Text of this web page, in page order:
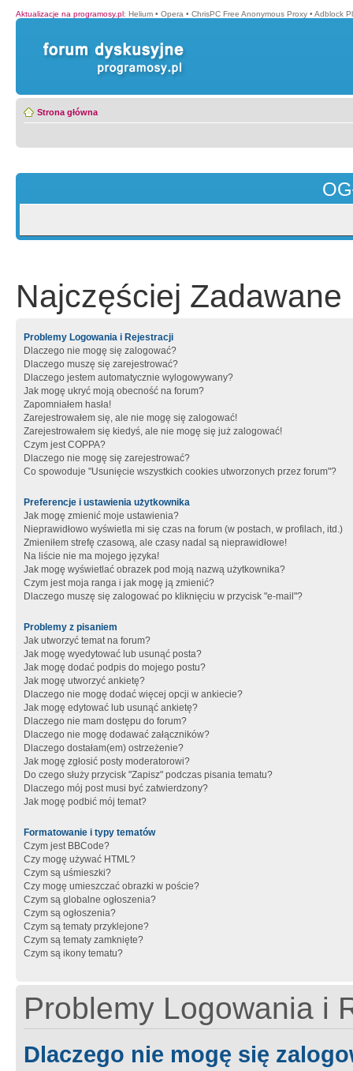
Aktualizacje na programosy.pl: Helium • Opera • ChrisPC Free Anonymous Proxy • Adblock
Strona główna
Najczęściej Zadawane
Problemy Logowania i Rejestracji
Dlaczego nie mogę się zalogować?
Dlaczego muszę się zarejestrować?
Dlaczego jestem automatycznie wylogowywany?
Jak mogę ukryć moją obecność na forum?
Zapomniałem hasła!
Zarejestrowałem się, ale nie mogę się zalogować!
Zarejestrowałem się kiedyś, ale nie mogę się już zalogować!
Czym jest COPPA?
Dlaczego nie mogę się zarejestrować?
Co spowoduje "Usunięcie wszystkich cookies utworzonych przez forum"?
Preferencje i ustawienia użytkownika
Jak mogę zmienić moje ustawienia?
Nieprawidłowo wyświetla mi się czas na forum (w postach, w profilach, itd.)
Zmieniłem strefę czasową, ale czasy nadal są nieprawidłowe!
Na liście nie ma mojego języka!
Jak mogę wyświetlać obrazek pod moją nazwą użytkownika?
Czym jest moja ranga i jak mogę ją zmienić?
Dlaczego muszę się zalogować po kliknięciu w przycisk "e-mail"?
Problemy z pisaniem
Jak utworzyć temat na forum?
Jak mogę wyedytować lub usunąć posta?
Jak mogę dodać podpis do mojego postu?
Jak mogę utworzyć ankietę?
Dlaczego nie mogę dodać więcej opcji w ankiecie?
Jak mogę edytować lub usunąć ankietę?
Dlaczego nie mam dostępu do forum?
Dlaczego nie mogę dodawać załączników?
Dlaczego dostałam(em) ostrzeżenie?
Jak mogę zgłosić posty moderatorowi?
Do czego służy przycisk "Zapisz" podczas pisania tematu?
Dlaczego mój post musi być zatwierdzony?
Jak mogę podbić mój temat?
Formatowanie i typy tematów
Czym jest BBCode?
Czy mogę używać HTML?
Czym są uśmieszki?
Czy mogę umieszczać obrazki w poście?
Czym są globalne ogłoszenia?
Czym są ogłoszenia?
Czym są tematy przyklejone?
Czym są tematy zamknięte?
Czym są ikony tematu?
Problemy Logowania i
Dlaczego nie mogę się